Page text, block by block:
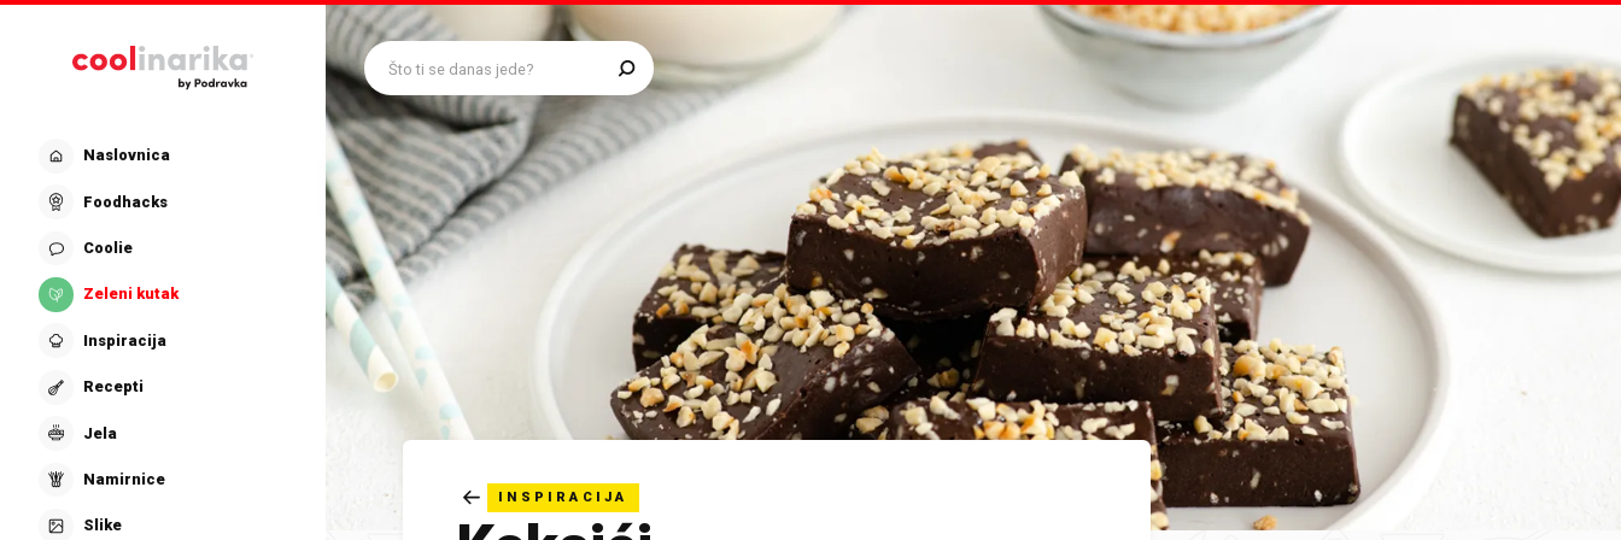
Naslovnica
Foodhacks
Coolie
Zeleni kutak
Inspiracija
Recepti
Jela
Namirnice
Slike
INSPIRACIJA
Što ti se danas jede?